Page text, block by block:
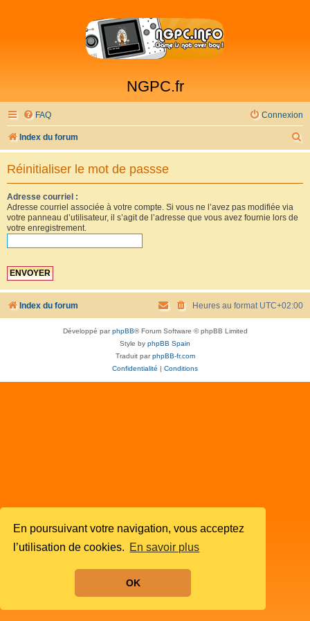
En poursuivant votre navigation, vous acceptez
l’utilisation de cookies. En savoir plus
OK
NGPC.fr
FAQ Connexion
Index du forum
e
Réinitialiser le mot de passse
Adresse courriel :
Adresse courriel associée à votre compte. Si vous ne l’avez pas modifiée via
votre panneau d’utilisateur, il s’agit de l’adresse que vous avez fournie lors de
votre enregistrement.
Index du forum Heures au format UTC+02:00
Développé parphpBB® Forum Software © phpBB Limited
Style by phpBB Spain
Traduit parphpBB-fr.com
Confidentialité
Conditions